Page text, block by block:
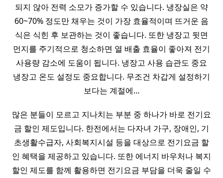
되지 않아 전력 소모가 증가할 수 있습니다. 냉장실은 약
60~70% 정도만 채우는 것이 가장 효율적이며 뜨거운 음
식은 식힌 후 보관하는 것이 좋습니다. 또한 냉장고 뒷면
먼지를 주기적으로 청소하면 열 배출 효율이 좋아져 전기
사용량 감소에 도움이 됩니다. 냉장고 사용 습관도 중요
냉장고 온도 설정도 중요합니다. 무조건 차갑게 설정하기
보다는 계절에…
많은 분들이 모르고 지나치는 부분 중 하나가 바로 전기요
금 할인 제도입니다. 한전에서는 다자녀 가구, 장애인, 기
초생활수급자, 사회복지시설 등을 대상으로 전기요금 할
인 혜택을 제공하고 있습니다. 또한 에너지 바우처나 복지
할인 제도를 함께 활용하면 전기요금 부담을 더욱 줄일 수